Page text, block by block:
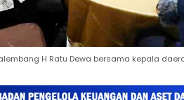
H Ratu Dewa bersama kepala